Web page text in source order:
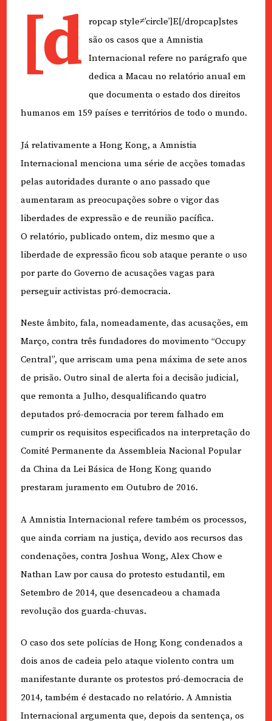
[d
ropcap style≠’circle’]E[/dropcap]stes
são os casos que a Amnistia
Internacional refere no parágrafo que
dedica a Macau no relatório anual em
que documenta o estado dos direitos
humanos em 159 países e territórios de todo o mundo.
Já relativamente a Hong Kong, a Amnistia
Internacional menciona uma série de acções tomadas
pelas autoridades durante o ano passado que
aumentaram as preocupações sobre o vigor das
liberdades de expressão e de reunião pacífica.
O relatório, publicado ontem, diz mesmo que a
liberdade de expressão ficou sob ataque perante o uso
por parte do Governo de acusações vagas para
perseguir activistas pró-democracia.
Neste âmbito, fala, nomeadamente, das acusações, em
Março, contra três fundadores do movimento “Occupy
Central”, que arriscam uma pena máxima de sete anos
de prisão. Outro sinal de alerta foi a decisão judicial,
que remonta a Julho, desqualificando quatro
deputados pró-democracia por terem falhado em
cumprir os requisitos especificados na interpretação do
Comité Permanente da Assembleia Nacional Popular
da China da Lei Básica de Hong Kong quando
prestaram juramento em Outubro de 2016.
A Amnistia Internacional refere também os processos,
que ainda corriam na justiça, devido aos recursos das
condenações, contra Joshua Wong, Alex Chow e
Nathan Law por causa do protesto estudantil, em
Setembro de 2014, que desencadeou a chamada
revolução dos guarda-chuvas.
O caso dos sete polícias de Hong Kong condenados a
dois anos de cadeia pelo ataque violento contra um
manifestante durante os protestos pró-democracia de
2014, também é destacado no relatório. A Amnistia
Internacional argumenta que, depois da sentença, os